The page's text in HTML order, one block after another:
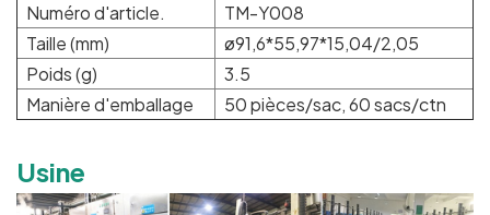
Numéro d'article.
TM-Y008
Taille (mm)
ø91,6*55,97*15,04/2,05
Poids (g)
3.5
Manière d'emballage
50 pièces/sac, 60 sacs/ctn
Usine